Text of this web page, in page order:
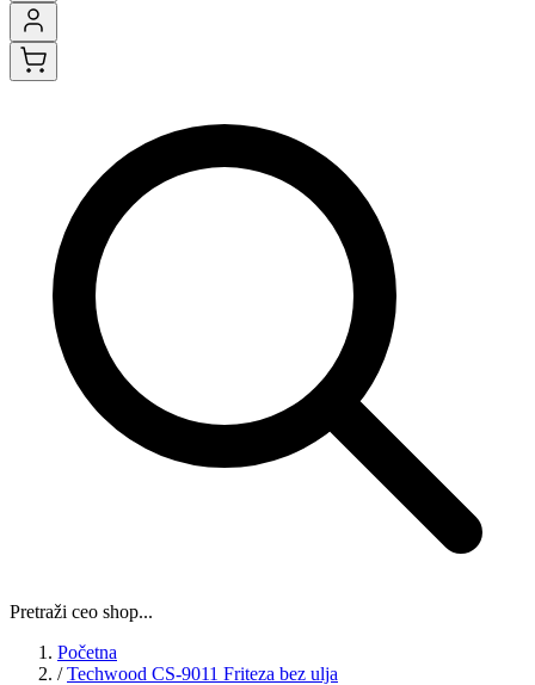
Pretraži ceo shop...
Početna
/ Techwood CS-9011 Friteza bez ulja